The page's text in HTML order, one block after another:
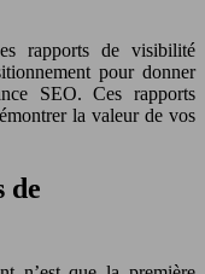
rapports de visibilité
pour donner
SEO. Ces rapports
la valeur de vos
de